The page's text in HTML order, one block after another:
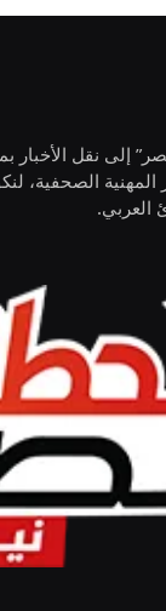
إلى نقل الأخبار
المهنية الصحفية،
العربي.